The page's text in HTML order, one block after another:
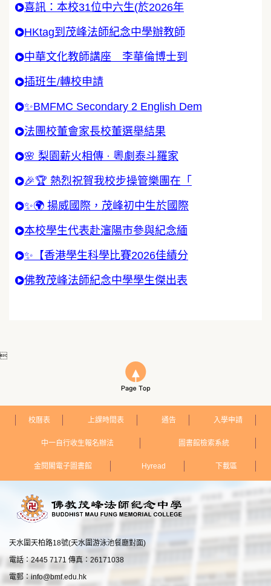
喜訊：本校31位中六生(於2026年
HKtag到茂峰法師紀念中學辦教師
中華文化教師講座 李華倫博士到
插班生/轉校申請
✨BMFMC Secondary 2 English Dem
法團校董會家長校董選舉結果
🌸 梨園薪火相傳 · 粵劇泰斗羅家
🎉🏆 熱烈祝賀我校步操管樂團在「
✨🌍 揚威國際，茂峰初中生於國際
本校學生代表赴瀋陽市參與紀念緬
✨【香港學生科學比賽2026佳績分
佛教茂峰法師紀念中學學生傑出表

校曆表 上課時間表 通告 入學申請
中一自行收生報名辦法 圖書館檢索系統
金閱閣電子圖書館 Hyread 下載區
天水圍天柏路18號(天水圍游泳池餐廳對面)
電話：2445 7171 傳真：26171038
電郵：info@bmf.edu.hk